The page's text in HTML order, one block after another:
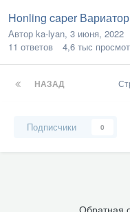
Honling caper Вариатор
Автор ka-lyan, 3 июня, 2022
11 ответов 4,6 тыс
НАЗАД
Подписчики 0